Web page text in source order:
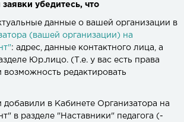
убедитесь, что
данные о вашей организации в
(вашей организации) на
: адрес, данные контактного лица, а
Юр.лицо. (Т.е. у вас есть права
возможность редактировать
добавили в Кабинете Организатора на
в разделе "Наставники" педагога (-